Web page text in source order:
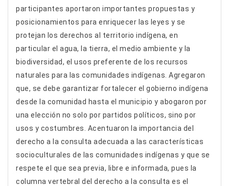
participantes aportaron importantes propuestas y
posicionamientos para enriquecer las leyes y se
protejan los derechos al territorio indígena, en
particular el agua, la tierra, el medio ambiente y la
biodiversidad, el usos preferente de los recursos
naturales para las comunidades indígenas. Agregaron
que, se debe garantizar fortalecer el gobierno indígena
desde la comunidad hasta el municipio y abogaron por
una elección no solo por partidos políticos, sino por
usos y costumbres. Acentuaron la importancia del
derecho a la consulta adecuada a las características
socioculturales de las comunidades indígenas y que se
respete el que sea previa, libre e informada, pues la
columna vertebral del derecho a la consulta es el